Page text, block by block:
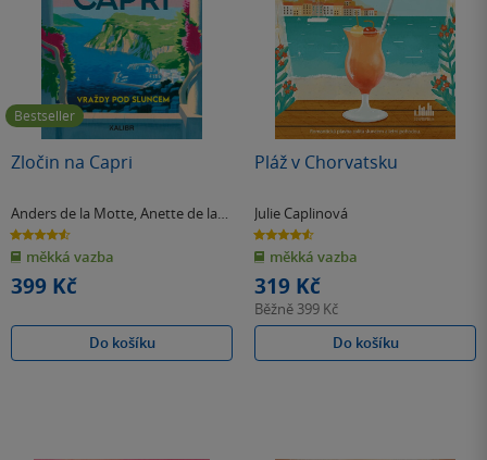
Bestseller
Zločin na Capri
Anders de la Motte, Anette de la
Motte
4.6
z
5
hvězdiček
měkká vazba
399 Kč
Do košíku
Pláž v Chorvatsku
Julie Caplinová
4.6
z
5
hvězdiček
měkká vazba
319 Kč
Běžně 399 Kč
Do košíku